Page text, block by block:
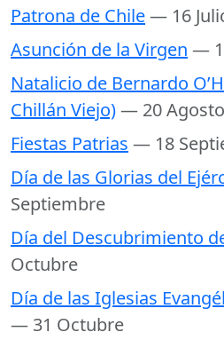
Patrona de Chile— 16
Asunción de la Virgen —
Natalicio de Bernardo
Chillán Viejo)— 20 Agosto
Fiestas Patrias — 18
Día de las Glorias del
Septiembre
Día del Descubrimiento
Octubre
Día de las Iglesias
— 31 Octubre